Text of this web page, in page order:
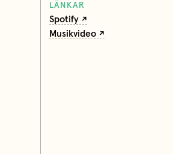
LÄNKAR
Spotify
Musikvideo